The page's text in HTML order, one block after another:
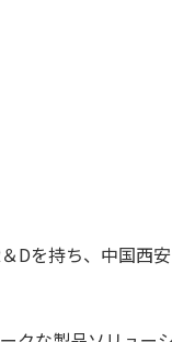
＆Dを持ち、中国西